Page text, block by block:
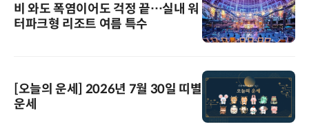
비 와도 폭염이어도 걱정 끝…실내 워
터파크형 리조트 여름 특수
[오늘의 운세] 2026년 7월 30일 띠별
운세